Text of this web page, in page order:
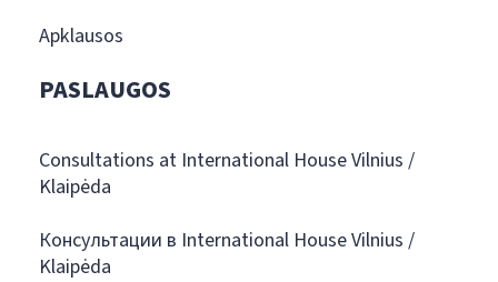
Apklausos
PASLAUGOS
Consultations at International House Vilnius /
Klaipėda
Консультации в International House Vilnius /
Klaipėda